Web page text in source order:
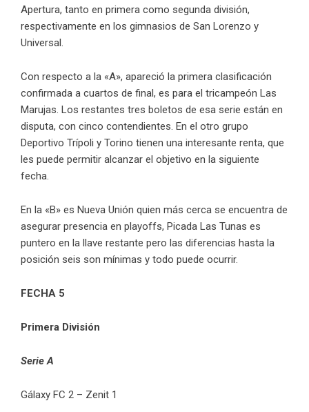
Apertura, tanto en primera como segunda división,
respectivamente en los gimnasios de San Lorenzo y
Universal.
Con respecto a la «A», apareció la primera clasificación
confirmada a cuartos de final, es para el tricampeón Las
Marujas. Los restantes tres boletos de esa serie están en
disputa, con cinco contendientes. En el otro grupo
Deportivo Trípoli y Torino tienen una interesante renta, que
les puede permitir alcanzar el objetivo en la siguiente
fecha.
En la «B» es Nueva Unión quien más cerca se encuentra de
asegurar presencia en playoffs, Picada Las Tunas es
puntero en la llave restante pero las diferencias hasta la
posición seis son mínimas y todo puede ocurrir.
FECHA 5
Primera División
Serie A
Gálaxy FC 2 – Zenit 1